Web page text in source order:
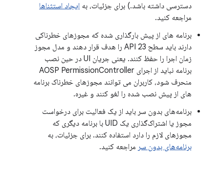
دسترسی داشته باشد.) برای جزئیات، به ایجاد استثناها
مراجعه کنید.
برنامه های از پیش بارگذاری شده که مجوزهای خطرناکی
دارند باید سطح API 23 را هدف قرار دهند و مدل مجوز
زمان اجرا را حفظ کنند. یعنی جریان UI در حین نصب
برنامه نباید از اجرای AOSP PermissionController
منحرف شود، کاربران می توانند مجوزهای خطرناک برنامه
های از پیش نصب شده را لغو کنند و غیره.
برنامه‌های بدون سر باید از یک فعالیت برای درخواست
مجوز یا اشتراک‌گذاری یک UID با برنامه دیگری که
مجوزهای لازم را دارد استفاده کنند. برای جزئیات، به
برنامه‌های بدون سر مراجعه کنید.